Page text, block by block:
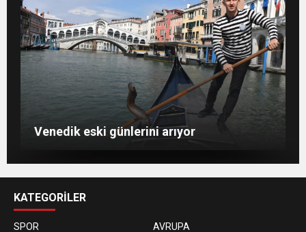
Venedik eski günlerini arıyor
Berlin’de Kiraz Çiçeği güzelliği
KATEGORİLER
SPOR AVRUPA